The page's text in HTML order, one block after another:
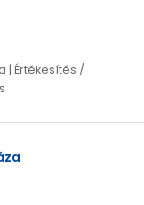
| Értékesítés /